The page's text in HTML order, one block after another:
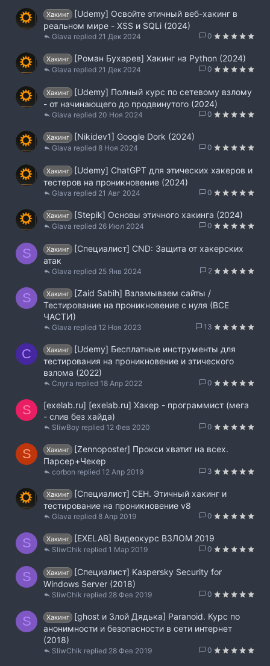
Хакинг
[Udemy] Освойте этичный веб-хакинг в
реальном мире - XSS и SQLi (2024)
0
21 Дек 2024
Glava
Хакинг [Роман Бухарев] Хакинг на Python (2024)
0
21 Дек 2024
Glava
Хакинг
[Udemy] Полный курс по сетевому взлому
- от начинающего до продвинутого (2024)
0
20 Ноя 2024
Glava
Хакинг [Nikidev1] Google Dork (2024)
0
8 Ноя 2024
Glava
Хакинг
[Udemy] ChatGPT для этических хакеров и
тестеров на проникновение (2024)
0
21 Авг 2024
Glava
Хакинг [Stepik] Основы этичного хакинга (2024)
0
26 Июл 2024
Glava
S Хакинг
[Специалист] CND: Защита от хакерских
атак
2
25 Янв 2024
Glava
S Хакинг
[Zaid Sabih] Взламываем сайты /
Тестирование на проникновение с нуля (ВСЕ
ЧАСТИ)
13
12 Ноя 2023
Glava
С Хакинг
[Udemy] Бесплатные инструменты для
тестирования на проникновение и этического
взлома (2022)
0
18 Апр 2022
Слуга
S
[exelab.ru] [exelab.ru] Хакер - программист (мега
- слив без хайда)
0
12 Фев 2020
SliwBoy
S Хакинг
[Zennoposter] Прокси хватит на всех.
Парсер+Чекер
3
12 Апр 2019
corbon
Хакинг
[Специалист] CEH. Этичный хакинг и
тестирование на проникновение v8
0
8 Апр 2019
Glava
S Хакинг [EXELAB] Видеокурс ВЗЛОМ 2019
0
1 Мар 2019
SliwChik
S Хакинг
[Специалист] Kaspersky Security for
Windows Server (2018)
0
28 Фев 2019
SliwChik
S Хакинг
[ghost и Злой Дядька] Paranoid. Курс по
анонимности и безопасности в сети интернет
(2018)
0
28 Фев 2019
SliwChik